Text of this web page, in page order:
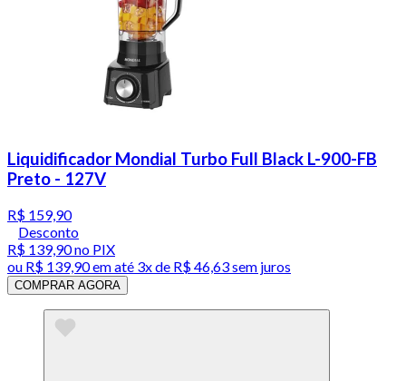
Liquidificador Mondial Turbo Full Black L-900-FB
Preto - 127V
R$ 159,90
Desconto
R$ 139,90no PIX
ou R$ 139,90em até 3x de R$ 46,63 sem juros
COMPRAR AGORA